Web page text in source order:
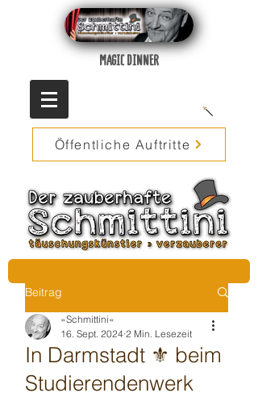
MAGIC DINNER
Öffentliche Auftritte
Beitrag
In Darmstadt ⚜️ beim
Studierendenwerk
»Schmittini«
16. Sept. 2024 2 Min. Lesezeit